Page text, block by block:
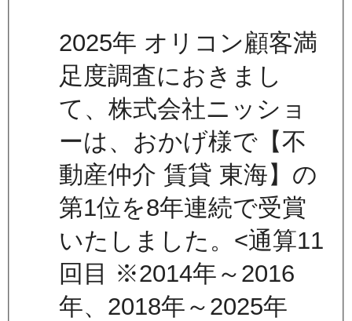
2025年 オリコン顧客満
足度調査におきまし
て、株式会社ニッショ
ーは、おかげ様で【不
動産仲介 賃貸 東海】の
第1位を8年連続で受賞
いたしました。<通算11
回目 ※2014年～2016
年、2018年～2025年